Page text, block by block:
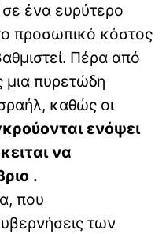
σε ένα ευρύτερο
προσωπικό κόστος
Πέρα από
μια πυρετώδη
καθώς οι
ενόψει
να
.
που
των